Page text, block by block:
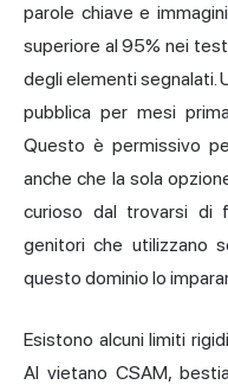
parole chiave e
superiore al 95% nei
degli elementi segnalati.
pubblica per mesi
Questo è permissivo
anche che la sola
curioso dal trovarsi di
genitori che utilizzano
questo dominio lo
Esistono alcuni limiti
AI vietano CSAM,